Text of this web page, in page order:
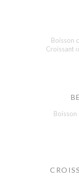
Boisson
Croissant
Boisson